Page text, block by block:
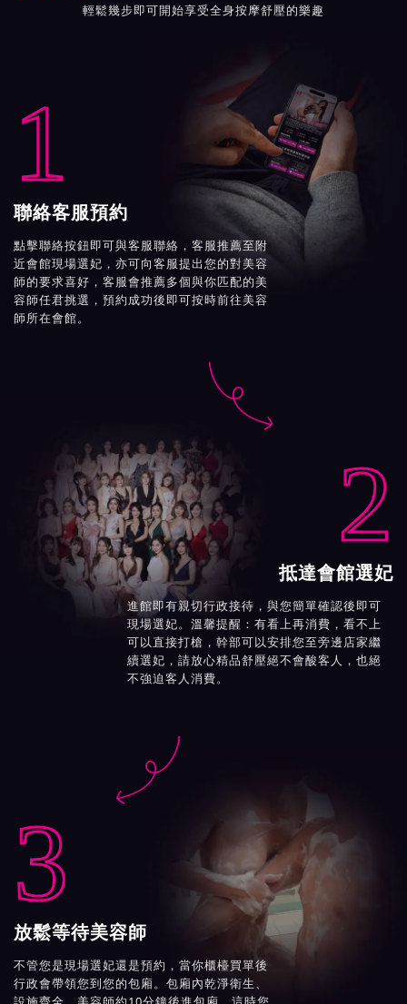
輕鬆幾步即可開始享受全身按摩舒壓的樂趣
1
聯絡客服預約
點擊聯絡按鈕即可與客服聯絡，客服推薦至附
近會館現場選妃，亦可向客服提出您的對美容
師的要求喜好，客服會推薦多個與你匹配的美
容師任君挑選，預約成功後即可按時前往美容
師所在會館。

2
抵達會館選妃
進館即有親切行政接待，與您簡單確認後即可
現場選妃。溫馨提醒：有看上再消費，看不上
可以直接打槍，幹部可以安排您至旁邊店家繼
續選妃，請放心精品舒壓絕不會酸客人，也絕
不強迫客人消費。

3
放鬆等待美容師
不管您是現場選妃還是預約，當你櫃檯買單後
行政會帶領您到您的包廂。包廂內乾淨衛生、